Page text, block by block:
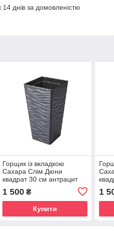
днів за домовленістю
Горщик із вкладкою
Сахара Слім Дюни
квадрат 30 см антрацит
1 500₴
Купити
1